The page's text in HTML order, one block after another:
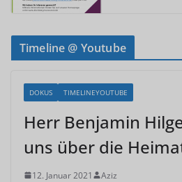
Timeline @ Youtube
DOKUS TIMELINEYOUTUBE
Herr Benjamin
uns über die
12. Januar 2021 Aziz